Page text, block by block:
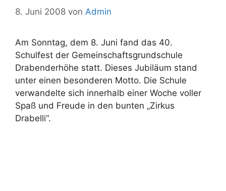
8. Juni 2008 von Admin
Am Sonntag, dem 8. Juni fand das 40.
Schulfest der Gemeinschaftsgrundschule
Drabenderhöhe statt. Dieses Jubiläum stand
unter einen besonderen Motto. Die Schule
verwandelte sich innerhalb einer Woche voller
Spaß und Freude in den bunten „Zirkus
Drabelli“.